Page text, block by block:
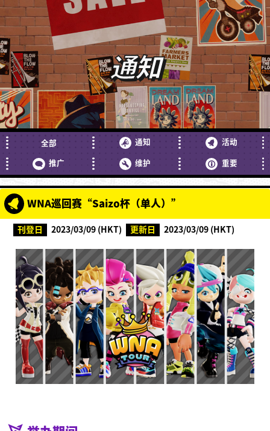
通知
全部 通知
活动
推广
维护 重要
WNA巡回赛“Saizo杯（单人）”
刊登日 2023/03/09 (HKT) 更新日 2023/03/09 (HKT)